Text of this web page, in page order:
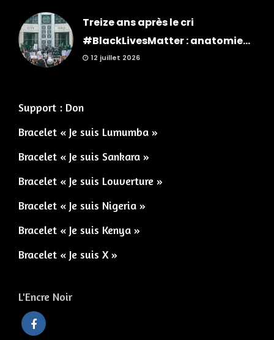
Treize ans après le cri
#BlackLivesMatter : anatomie...
12 juillet 2026
Support : Don
Bracelet « Je suis Lumumba »
Bracelet « Je suis Sankara »
Bracelet « Je suis Louverture »
Bracelet « Je suis Nigeria »
Bracelet « Je suis Kenya »
Bracelet « Je suis X »
L'Encre Noir